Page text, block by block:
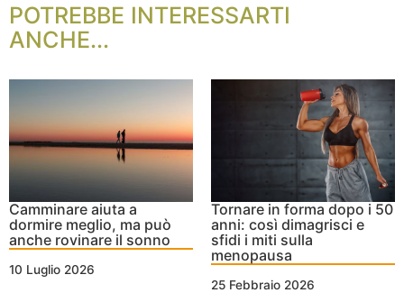
POTREBBE INTERESSARTI
ANCHE...
Camminare aiuta a
dormire meglio, ma può
anche rovinare il sonno
10 Luglio 2026
Tornare in forma dopo i 50
anni: così dimagrisci e
sfidi i miti sulla
menopausa
25 Febbraio 2026